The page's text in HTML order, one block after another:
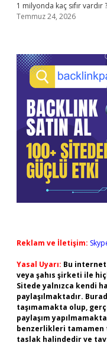
1 milyonda kaç sıfır vardır ?
Temmuz 24, 2026
Reklam ve İletişim:
Yasal Uyarı: Bu
veya şahıs şirketi ile
Sitede yalnızca kendi
paylaşılmaktadır.
taşımamakta olup,
paylaşım
benzerlikleri
taslak halindedir ve